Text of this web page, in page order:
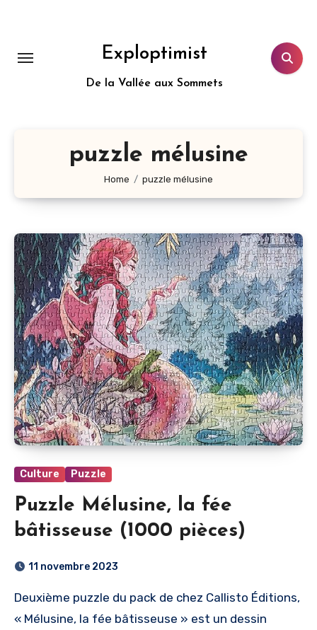
Exploptimist
De la Vallée aux Sommets
puzzle mélusine
Home puzzle mélusine
Culture Puzzle
Puzzle Mélusine, la fée
bâtisseuse (1000 pièces)
11 novembre 2023
Deuxième puzzle du pack de chez Callisto Éditions,
« Mélusine, la fée bâtisseuse » est un dessin